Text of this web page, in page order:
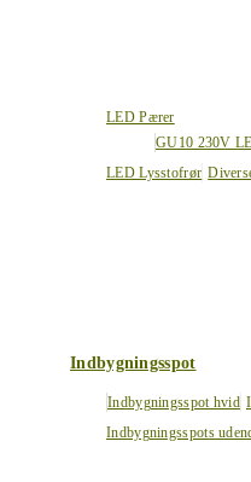
LED Pærer
GU10 230V
LED Lysstofrør
Indbygningsspot
Indbygningsspot hvid
Indbygningsspots